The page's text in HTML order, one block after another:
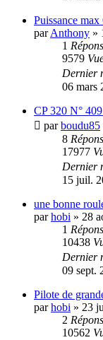
Puissance
parAnthony »
1
9579
Dernier
06 mars
CP 320 N°
parboudu85
8
17977
Dernier
15 juil.
une bonne
parhobi » 28
1
10438
Dernier
09 sept.
Pilote de
parhobi » 23
2
10562